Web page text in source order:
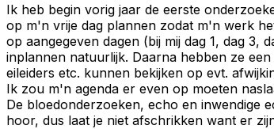
Ik heb begin vorig jaar de eerste
op m'n vrije dag plannen zodat m'n werk
op aangegeven dagen (bij mij dag 1, dag
inplannen natuurlijk. Daarna hebben ze
eileiders etc. kunnen bekijken op evt.
Ik zou m'n agenda er even op moeten
De bloedonderzoeken, echo en inwendige
hoor, dus laat je niet afschrikken want er